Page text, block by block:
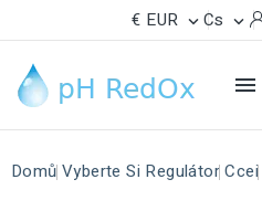
€ EUR  Cs 

Domů Vyberte Si Regulátor Ccei